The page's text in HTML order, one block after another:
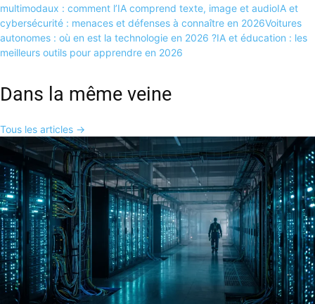
multimodaux : comment l’IA comprend texte, image et audioIA et
cybersécurité : menaces et défenses à connaître en 2026Voitures
autonomes : où en est la technologie en 2026 ?IA et éducation : les
meilleurs outils pour apprendre en 2026
Dans la même veine
Tous les articles →